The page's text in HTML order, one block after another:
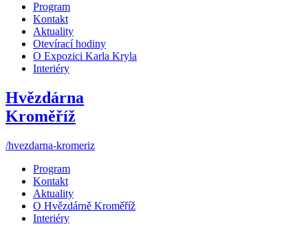
Program
Kontakt
Aktuality
Otevírací hodiny
O Expozici Karla Kryla
Interiéry
Hvězdárna
Kroměříž
/hvezdarna-kromeriz
Program
Kontakt
Aktuality
O Hvězdárně Kroměříž
Interiéry